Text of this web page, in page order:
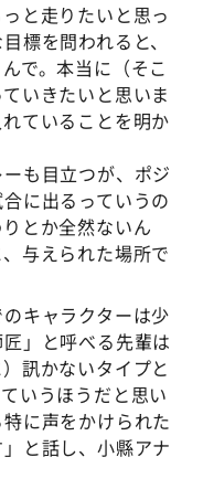
と走りたいと思っ
標を問われると、
で。本当に（そこ
いきたいと思いま
ていることを明か
も目立つが、ポジ
に出るっていうの
とか全然ないん
与えられた場所で
キャラクターは少
」と呼べる先輩は
訊かないタイプと
いうほうだと思い
に声をかけられた
と話し、小縣アナ